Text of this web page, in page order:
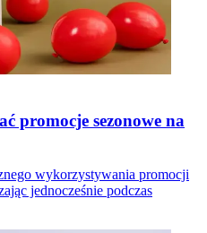
promocje sezonowe na
wykorzystywania promocji
jednocześnie podczas